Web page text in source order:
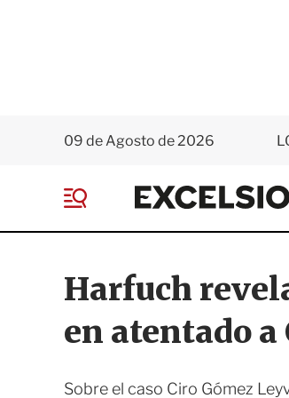
09 de Agosto de 2026
e
Harfuch
en atentado a
Sobre el caso Ciro Gómez